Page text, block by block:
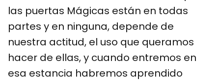
las puertas Mágicas están en todas
partes y en ninguna, depende de
nuestra actitud, el uso que queramos
hacer de ellas, y cuando entremos en
esa estancia habremos aprendido